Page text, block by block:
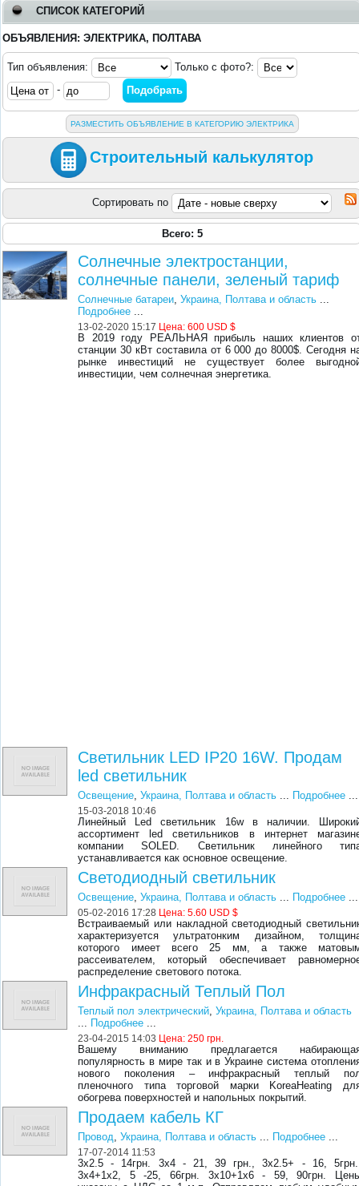
СПИСОК КАТЕГОРИЙ
ОБЪЯВЛЕНИЯ: ЭЛЕКТРИКА, ПОЛТАВА
Тип объявления:
Только с фото?:
-
РАЗМЕСТИТЬ ОБЪЯВЛЕНИЕ В КАТЕГОРИЮ ЭЛЕКТРИКА
Строительный калькулятор
Сортировать по
Всего: 5
Солнечные электростанции,
солнечные панели, зеленый тариф
Солнечные батареи,Украина, Полтава и область ...
Подробнее ...
13-02-2020 15:17 Цена:600 USD $
В 2019 году РЕАЛЬНАЯ прибыль наших клиентов
станции 30 кВт составила от 6 000 до 8000$. Сегодня
рынке инвестиций не существует более
инвестиции, чем солнечная энергетика.
Светильник LED IP20 16W. Продам
led светильник
Освещение,Украина, Полтава и область ... Подробнее ...
15-03-2018 10:46
Линейный Led светильник 16w в наличии.
ассортимент led светильников в интернет
компании SOLED. Светильник линейного
устанавливается как основное освещение.
Светодиодный светильник
Освещение,Украина, Полтава и область ... Подробнее ...
05-02-2016 17:28 Цена:5.60 USD $
Встраиваемый или накладной светодиодный
характеризуется ультратонким дизайном,
которого имеет всего 25 мм, а также
рассеивателем, который обеспечивает
распределение светового потока.
Инфракрасный Теплый Пол
Теплый пол электрический,Украина, Полтава и область
... Подробнее ...
23-04-2015 14:03 Цена:250 грн.
Вашему вниманию предлагается
популярность в мире так и в Украине система
нового поколения – инфракрасный теплый
пленочного типа торговой марки KoreaHeating
обогрева поверхностей и напольных покрытий.
Продаем кабель КГ
Провод,Украина, Полтава и область ... Подробнее ...
17-07-2014 11:53
3х2.5 - 14грн. 3х4 - 21, 39 грн., 3х2.5+ - 16,
3х4+1х2, 5 -25, 66грн. 3х10+1х6 - 59, 90грн.